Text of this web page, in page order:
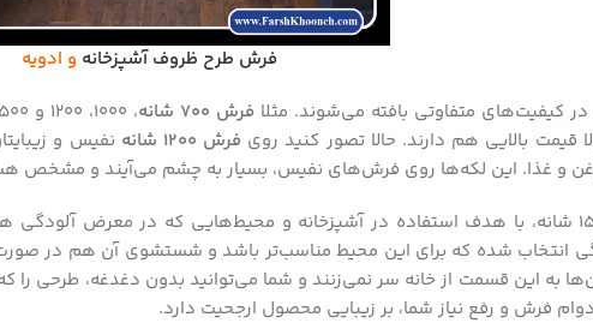
فرش طرح ظروف آشپزخانه و ادویه
کیفیت‌های متفاوتی بافته می‌شوند. مثلا فرش 700 شانه
بالایی هم دارند. حالا تصور کنید روی فرش 1200 شانه نفیس و
و غذا. این لکه‌ها روی فرش‌های نفیس، بسیار به چشم می‌آیند و مشخص
انتخاب شده که برای این محیط مناسب‌تر باشد و شستشوی آن هم در صورت
این قسمت از خانه سر نمی‌زنند و شما می‌توانید بدون دغدغه، طرحی را که
دوام فرش و رفع نیاز شما، بر زیبایی محصول ارجحیت دارد.